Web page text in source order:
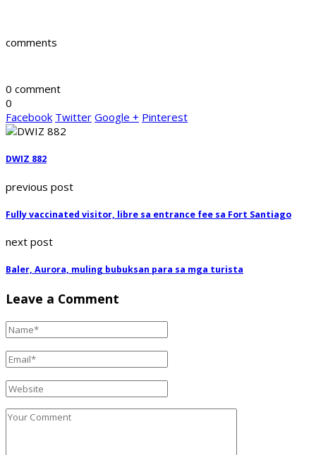
comments
0 comment
0
Facebook Twitter Google + Pinterest
DWIZ 882
previous post
Fully vaccinated visitor, libre sa entrance fee sa Fort Santiago
next post
Baler, Aurora, muling bubuksan para sa mga turista
Leave a Comment